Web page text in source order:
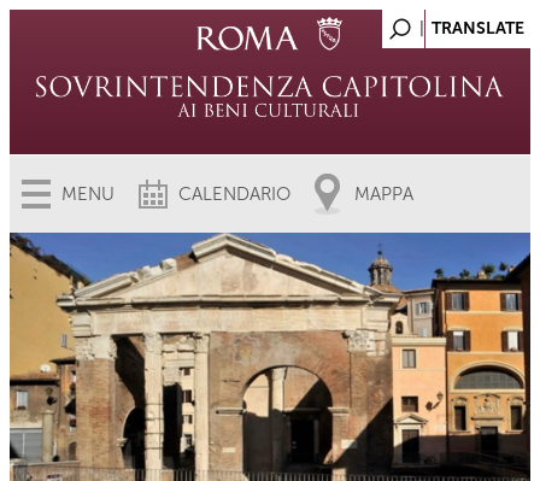
MENU CALENDARIO MAPPA